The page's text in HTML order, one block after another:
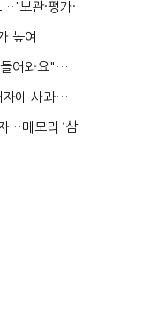
보관·평가·
높여
어와요"…
자에 사과…
…메모리 ‘삼